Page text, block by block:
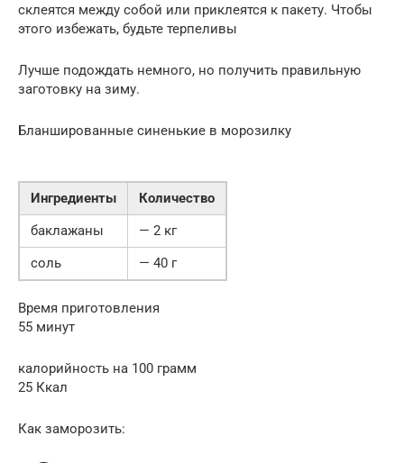
склеятся между собой или приклеятся к пакету. Чтобы
этого избежать, будьте терпеливы
Лучше подождать немного, но получить правильную
заготовку на зиму.
Бланшированные синенькие в морозилку
Ингредиенты
Количество
баклажаны
— 2 кг
соль
— 40 г
Время приготовления
55 минут
калорийность на 100 грамм
25 Ккал
Как заморозить: